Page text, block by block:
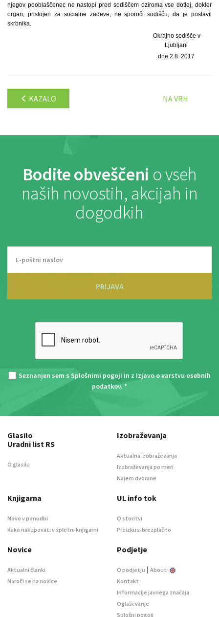
njegov pooblaščenec ne nastopi pred sodiščem oziroma vse dotlej, dokler
organ, pristojen za socialne zadeve, ne sporoči sodišču, da je postavil
skrbnika.
Okrajno sodišče v
Ljubljani
dne 2.8. 2017
KAZALO NA VRH
Bodite obveščeni o vseh
naših novostih, akcijah in
dogodkih
PRIJAVA
Seznanjen sem s Splošnimi pogoji in z Izjavo o varstvu osebnih
podatkov. *
Glasilo
Uradni list RS
O glasilu
Izobraževanja
Aktualna izobraževanja
Izobraževanja po meri
Najem dvorane
Knjigarna
Novo v ponudbi
Kako nakupovati v spletni knjigarni
UL info tok
O storitvi
Preizkusi brezplačno
Novice
Aktualni članki
Naroči se na novice
Podjetje
O podjetju | About
Kontakt
Informacije javnega značaja
Oglaševanje
Splošni pogoji